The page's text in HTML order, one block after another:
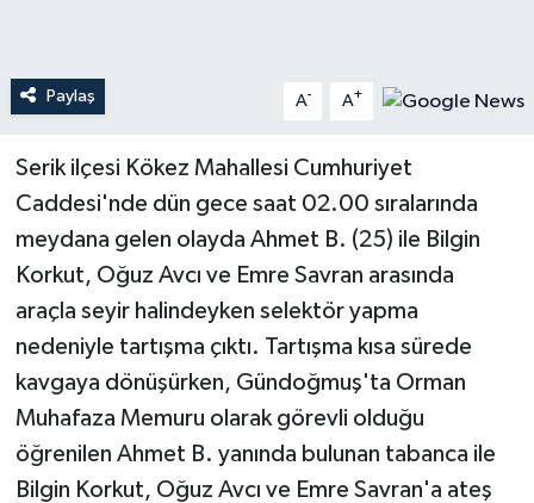
Paylaş A- A+
Serik ilçesi Kökez Mahallesi Cumhuriyet
Caddesi'nde dün gece saat 02.00 sıralarında
meydana gelen olayda Ahmet B. (25) ile Bilgin
Korkut, Oğuz Avcı ve Emre Savran arasında
araçla seyir halindeyken selektör yapma
nedeniyle tartışma çıktı. Tartışma kısa sürede
kavgaya dönüşürken, Gündoğmuş'ta Orman
Muhafaza Memuru olarak görevli olduğu
öğrenilen Ahmet B. yanında bulunan tabanca ile
Bilgin Korkut, Oğuz Avcı ve Emre Savran'a ateş